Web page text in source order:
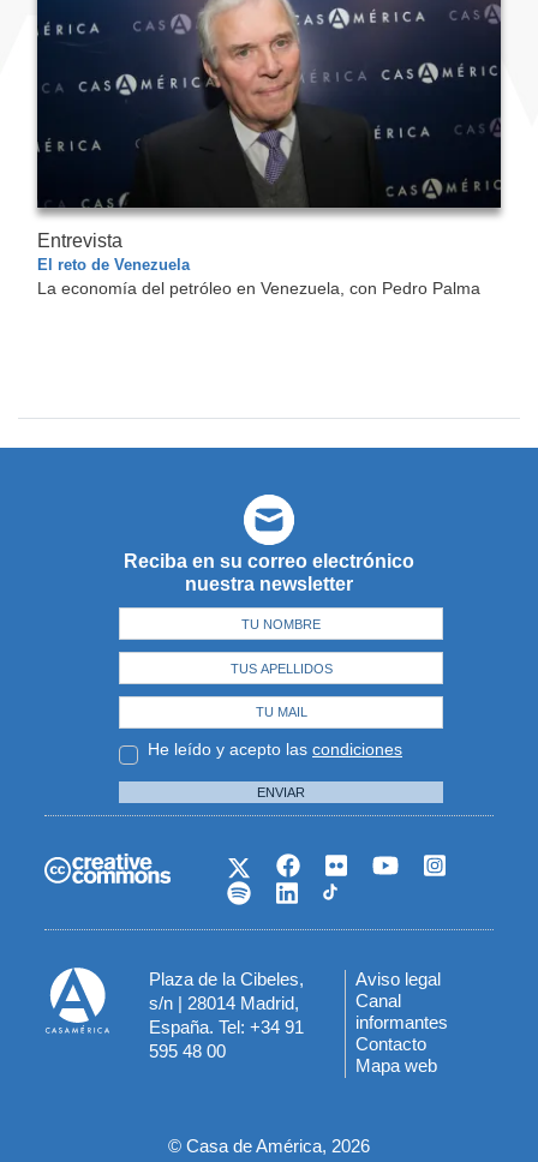
Entrevista
El reto de Venezuela
La economía del petróleo en Venezuela, con Pedro Palma
Reciba en su correo electrónico
nuestra newsletter
He leído y acepto las condiciones
ENVIAR
Plaza de la Cibeles,
s/n | 28014 Madrid,
España. Tel: +34 91
595 48 00
Menú
del
pie
Aviso legal
Canal
informantes
Contacto
Mapa web
© Casa de América, 2026